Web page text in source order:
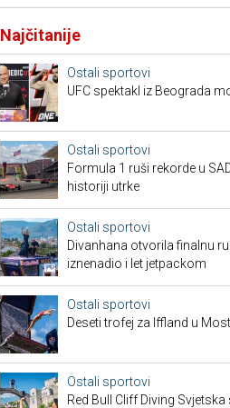
Najčitanije
Ostali sportovi
UFC spektakl iz Beograda
Ostali sportovi
Formula 1 ruši rekorde u
historiji utrke
Ostali sportovi
Divanhana otvorila finalnu
iznenadio i let jetpackom
Ostali sportovi
Deseti trofej za Iffland u
Ostali sportovi
Red Bull Cliff Diving